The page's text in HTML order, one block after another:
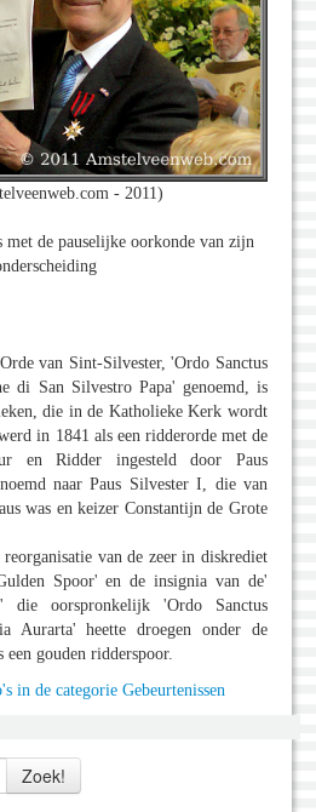
- 2011)
de pauselijke oorkonde van zijn
van Sint-Silvester, 'Ordo Sanctus
di San Silvestro Papa' genoemd, is
die in de Katholieke Kerk wordt
in 1841 als een ridderorde met de
en Ridder ingesteld door Paus
naar Paus Silvester I, die van
was en keizer Constantijn de Grote
van de zeer in diskrediet
Spoor' en de insignia van de'
die oorspronkelijk 'Ordo Sanctus
Aurarta' heette droegen onder de
gouden ridderspoor.
in de categorie Gebeurtenissen